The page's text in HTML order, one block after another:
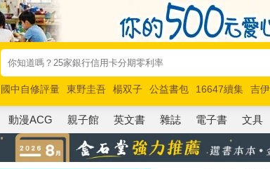
國中自修評量 東野圭吾 楊双子 公益書包 16647續集 吉
唯紅花綻放
奧德賽 路邊攤新作 馬斯克 玩具總動員5 超慢
動漫ACG 親子館 英文書 雜誌 電子書 文具